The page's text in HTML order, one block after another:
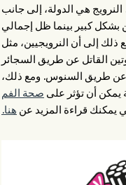
هي الدولة، إلى جانب
بشكل كبير بينما ظل إجمالي
ذلك إلى أن النرويجيين، مثل
القاتل عن طريق السجائر
عن طريق السنوس. ومع ذلك،
يمكن أن تؤثر علىصحة الفم
يمكنك قراءة المزيد عنهنا.